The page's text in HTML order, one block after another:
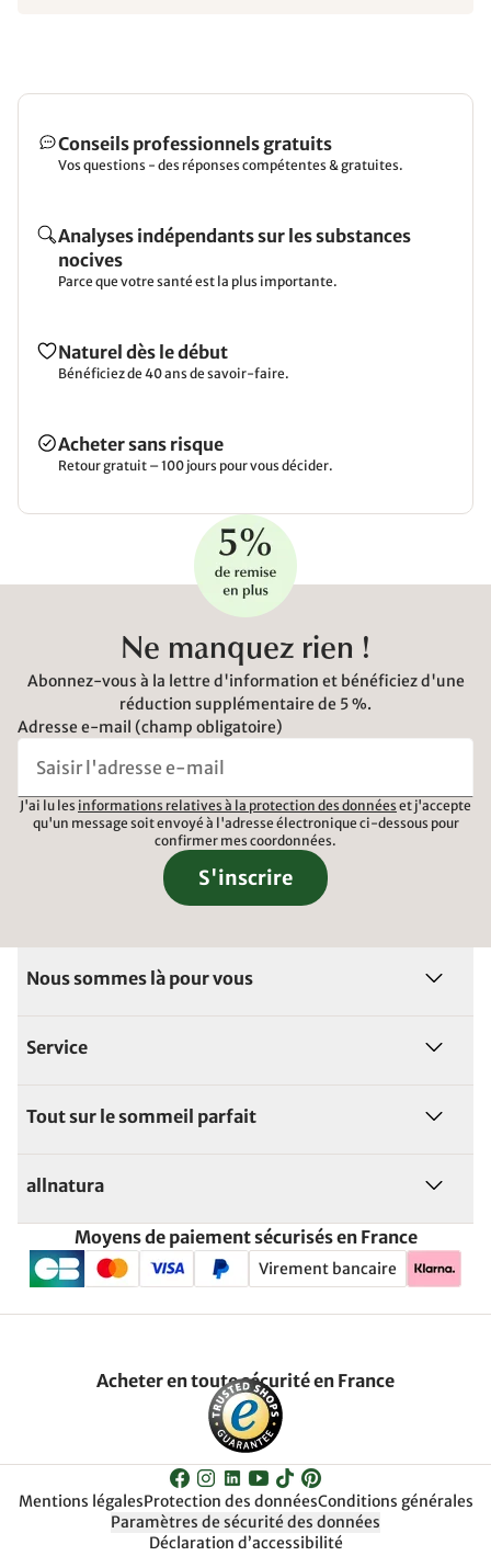
Conseils professionnels gratuits
Vos questions - des réponses compétentes & gratuites.
Analyses indépendants sur les substances
nocives
Parce que votre santé est la plus importante.
Naturel dès le début
Bénéficiez de 40 ans de savoir-faire.
Acheter sans risque
Retour gratuit – 100 jours pour vous décider.
Ne manquez rien !
Abonnez-vous à la lettre d'information et bénéficiez d'une
réduction supplémentaire de 5 %.
Adresse e-mail (champ obligatoire)
J'ai lu les informations relatives à la protection des données et j'accepte
qu'un message soit envoyé à l'adresse électronique ci-dessous pour
confirmer mes coordonnées.
S'inscrire
Nous sommes là pour vous
Service
Tout sur le sommeil parfait
allnatura
Moyens de paiement sécurisés en France
Virement bancaire
Acheter en toute sécurité en France
Mentions légalesProtection des donnéesConditions générales
Paramètres de sécurité des données
Déclaration d’accessibilité